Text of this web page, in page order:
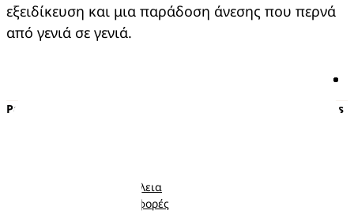
εξειδίκευση και μια παράδοση άνεσης που περνά
από γενιά σε γενιά.
Pampers
Ποιότητα και Ασφάλεια
Κουπόνια και προσφορές
Περισσότερα από τα Pampers